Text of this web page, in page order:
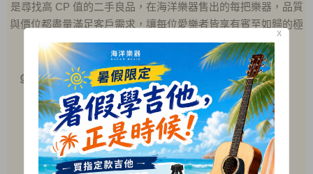
是尋找高 CP 值的二手良品，在海洋樂器售出的每把樂器，品質
與價位都盡量滿足客戶需求，讓每位愛樂者皆享有賓至如歸的極
致安心感。
๑ 我們擁有專業技術
專業鋼琴調音與維修
吉他換弦與定期保養
各類樂器維修與調整服務
X